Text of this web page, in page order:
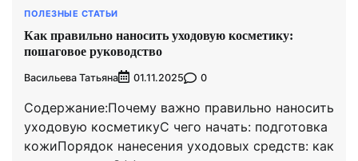
ПОЛЕЗНЫЕ СТАТЬИ
Как правильно наносить уходовую косметику:
пошаговое руководство
Васильева Татьяна 01.11.2025 0
Содержание:Почему важно правильно наносить
уходовую косметикуС чего начать: подготовка
кожиПорядок нанесения уходовых средств: как